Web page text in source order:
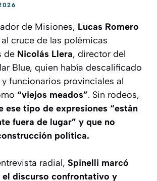
de Misiones, Lucas Romero
cruce de las polémicas
de Nicolás Llera, director del
Blue, quien había descalificado
funcionarios provinciales al
“viejos meados”. Sin rodeos,
ese tipo de expresiones “están
fuera de lugar” y que no
política.
radial, Spinelli marcó
discurso confrontativo y